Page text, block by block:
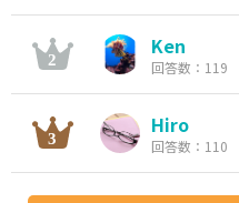
Ken
回答数：119
Hiro
回答数：110